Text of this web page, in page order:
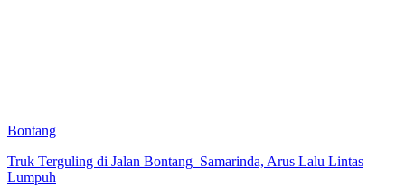
Bontang
Truk Terguling di Jalan Bontang–Samarinda, Arus Lalu Lintas
Lumpuh